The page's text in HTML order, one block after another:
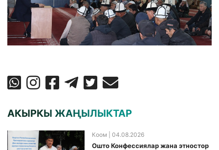
АКЫРКЫ ЖАҢЫЛЫКТАР
Коом | 04.08.2026
Ошто Конфессиялар жана этностор